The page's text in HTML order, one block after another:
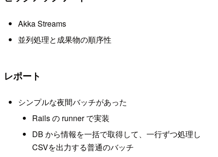
Akka Streams
並列処理と成果物の順序性
レポート
シンプルな夜間バッチがあった
Rails の runner で実装
DB から情報を一括で取得して、一行ずつ処理し
CSVを出力する普通のバッチ